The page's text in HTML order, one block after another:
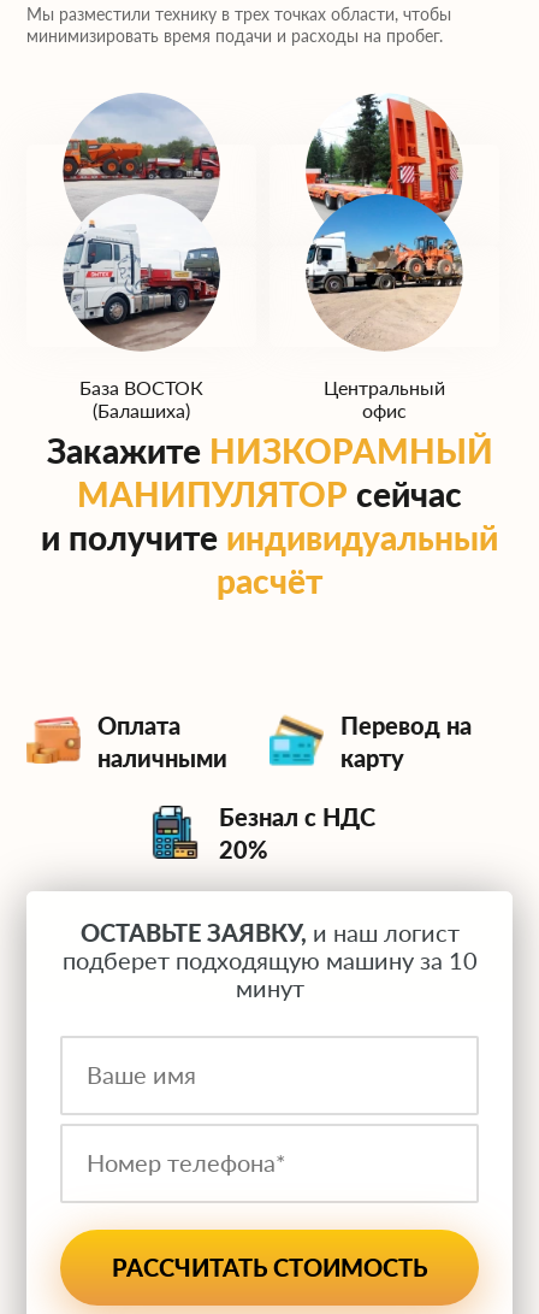
Мы разместили технику в трех точках области, чтобы
минимизировать время подачи и расходы на пробег.
База ЮГ
(Домодедово)
База ЗАПАД
(Одинцово)
База ВОСТОК
(Балашиха)
Центральный
офис
Закажите НИЗКОРАМНЫЙ
МАНИПУЛЯТОР сейчас
и получите индивидуальный
расчёт
Оплата
наличными
Перевод на
карту
Безнал с НДС
20%
ОСТАВЬТЕ ЗАЯВКУ, и наш логист
подберет подходящую машину за 10
минут